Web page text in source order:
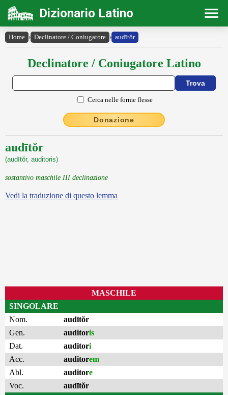
Dizionario Latino
Home › Declinatore / Coniugatore › audītŏr
Declinatore / Coniugatore Latino
Cerca nelle forme flesse
Donazione
audītŏr
(audītŏr, auditoris)
sostantivo maschile III declinazione
Vedi la traduzione di questo lemma
MASCHILE
SINGOLARE
Nom.
audītŏr
Gen.
auditoris
Dat.
auditori
Acc.
auditorem
Abl.
auditore
Voc.
audītŏr